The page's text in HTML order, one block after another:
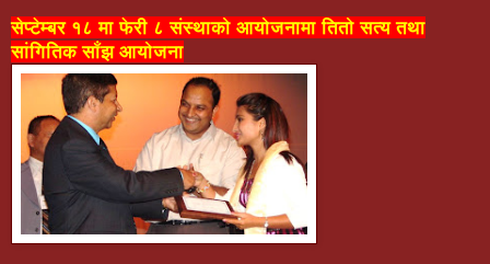
सेप्टेम्बर १८ मा फेरी ८ संस्थाको आयोजनामा तितो सत्य तथा
सांगितिक साँझ आयोजना